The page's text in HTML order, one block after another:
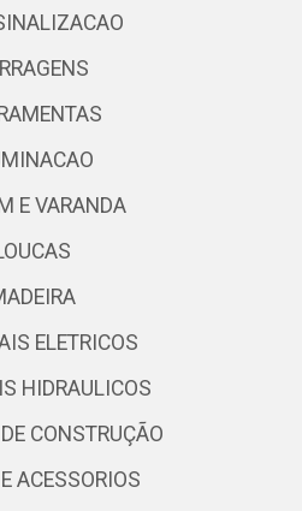
E VARANDA
ELETRICOS
HIDRAULICOS
CONSTRUÇÃO
ACESSORIOS